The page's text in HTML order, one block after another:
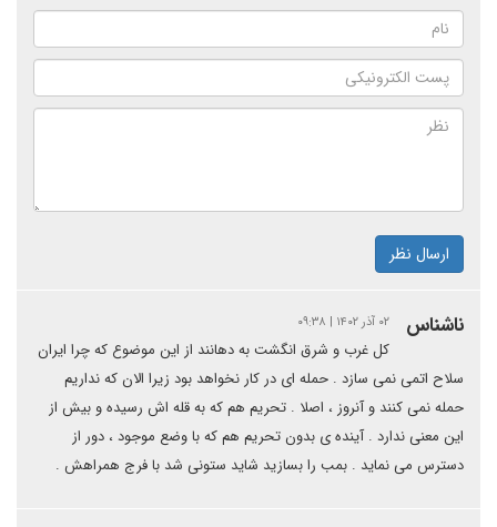
ارسال نظر
ناشناس ۰۲ آذر ۱۴۰۲ | ۰۹:۳۸
کل غرب و شرق انگشت به دهانند از این موضوع که چرا ایران
سلاح اتمی نمی سازد . حمله ای در کار نخواهد بود زیرا الان که نداریم
حمله نمی کنند و آنروز ، اصلا . تحریم هم که به قله اش رسیده و بیش از
این معنی ندارد . آینده ی بدون تحریم هم که با وضع موجود ، دور از
دسترس می نماید . بمب را بسازید شاید ستونی شد با فرج همراهش .